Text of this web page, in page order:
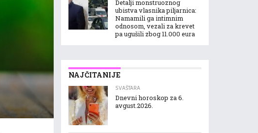
Detalji monstruoznog
ubistva vlasnika piljarnica:
Namamili ga intimnim
odnosom, vezali za krevet
pa ugušili zbog 11.000 eura
NAJČITANIJE
SVAŠTARA
Dnevni horoskop za 6.
avgust.2026.